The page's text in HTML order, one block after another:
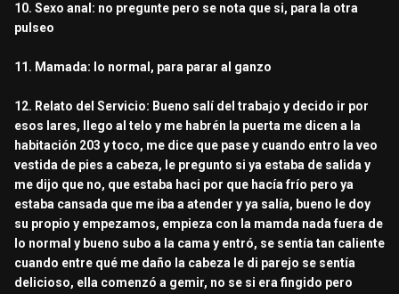
10. Sexo anal: no pregunte pero se nota que si, para la otra
pulseo
11. Mamada: lo normal, para parar al ganzo
12. Relato del Servicio: Bueno salí del trabajo y decido ir por
esos lares, llego al telo y me habrén la puerta me dicen a la
habitación 203 y toco, me dice que pase y cuando entro la veo
vestida de pies a cabeza, le pregunto si ya estaba de salida y
me dijo que no, que estaba haci por que hacía frío pero ya
estaba cansada que me iba a atender y ya salía, bueno le doy
su propio y empezamos, empieza con la mamda nada fuera de
lo normal y bueno subo a la cama y entró, se sentía tan caliente
cuando entre qué me daño la cabeza le di parejo se sentía
delicioso, ella comenzó a gemir, no se si era fingido pero